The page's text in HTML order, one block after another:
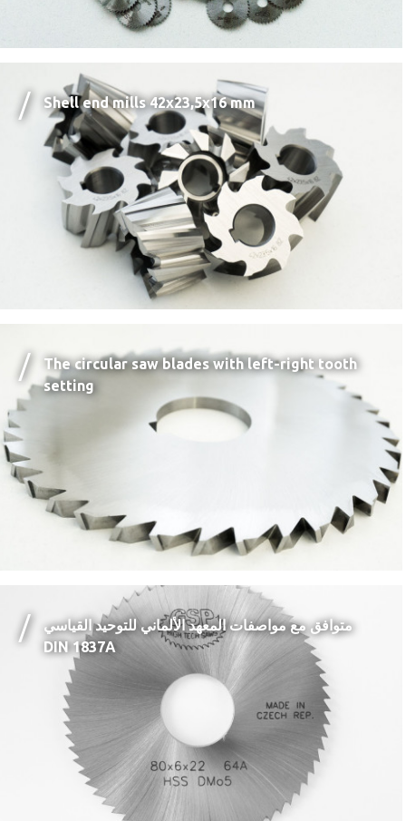
Shell end mills 42x23,5x16 mm
The circular saw blades with left-right tooth
setting
متوافق مع مواصفات المعهد الألماني للتوحيد القياسي
DIN 1837A